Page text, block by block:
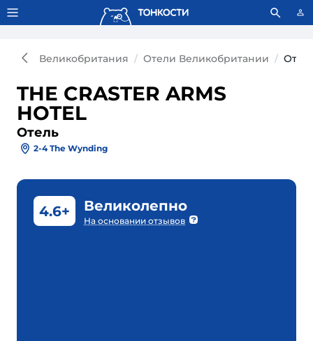
Тонкости используют сookie-файлы. Что это значит?
Великобритания Отели Великобритании
THE CRASTER ARMS
HOTEL
Отель
2-4 The Wynding
4.6+ Великолепно
На основании отзывов